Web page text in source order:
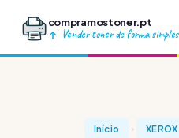
compramostoner.pt
Vender toner de forma simples
Início XEROX